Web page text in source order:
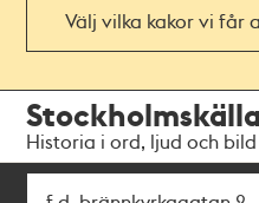
Välj vilka kakor vi får
navigationen
huvudinnehållet
Historia i ord, ljud och bild
Sök